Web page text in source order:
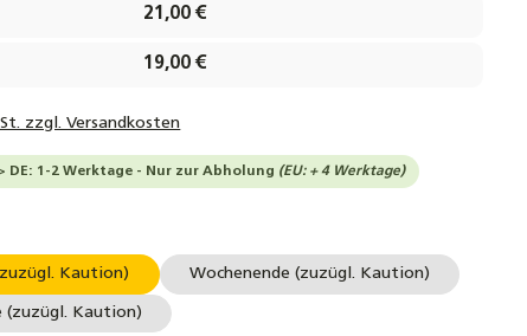
21,00 €
19,00 €
zzgl. Versandkosten
DE: 1-2 Werktage - Nur zur Abholung (EU: + 4 Werktage)
Kaution) Wochenende (zuzügl. Kaution)
(zuzügl. Kaution)